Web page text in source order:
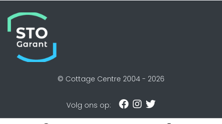
© Cottage Centre 2004 - 2026
Volg ons op: